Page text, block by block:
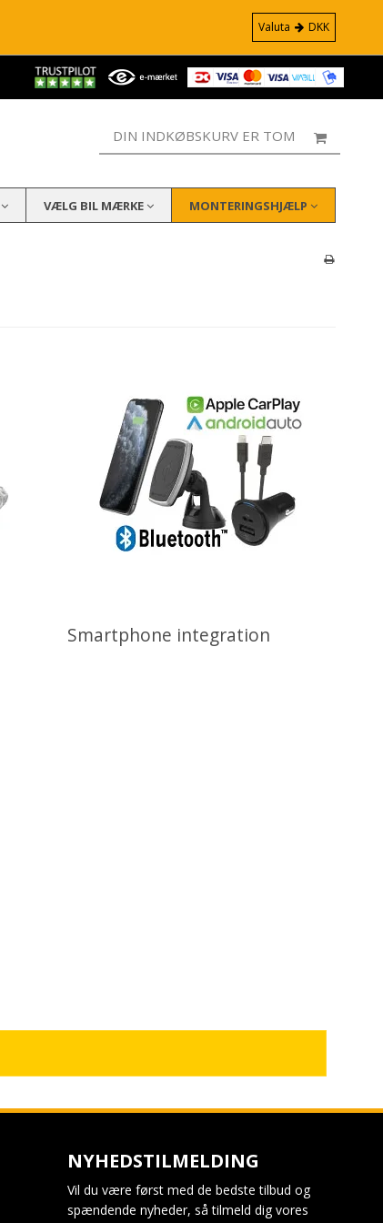
Valuta DKK
DIN INDKØBSKURV ER TOM
VÆLG BIL MÆRKE MONTERINGSHJÆLP
Smartphone integration
NYHEDSTILMELDING
Vil du være først med de bedste tilbud og
spændende nyheder, så tilmeld dig vores